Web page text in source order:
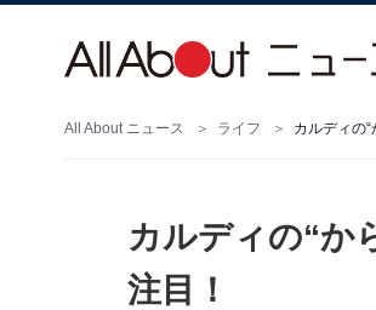
All About ニュース ライフ カルディの
カルディの“か
注目！